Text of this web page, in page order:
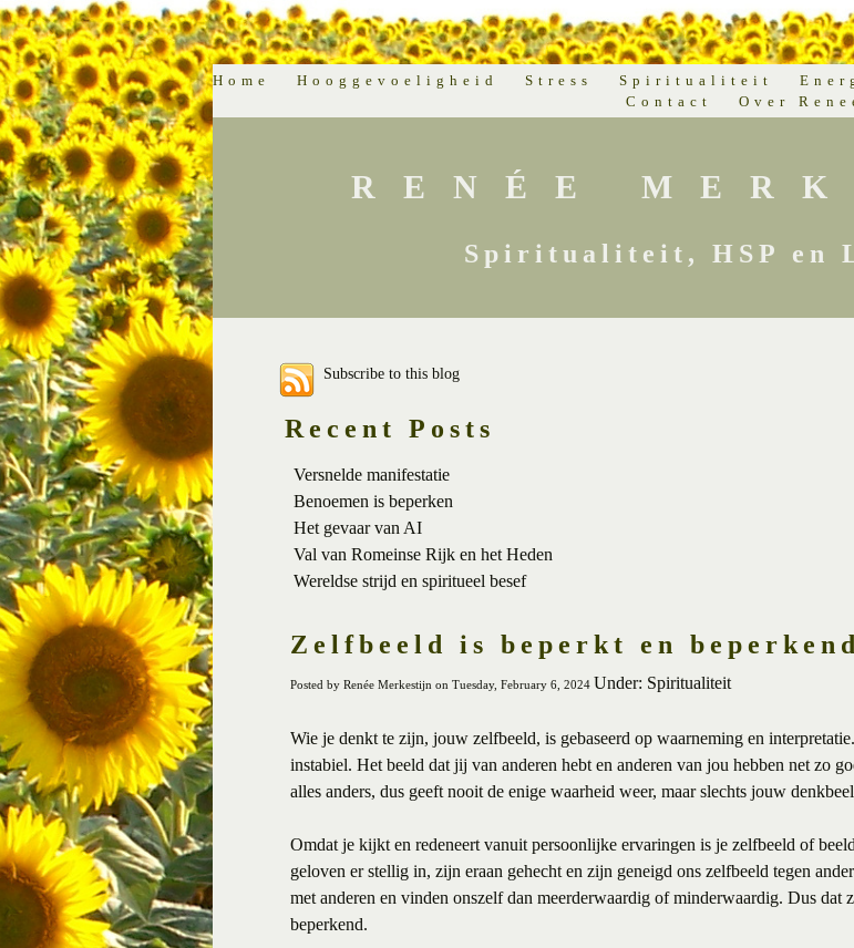
Home Hooggevoeligheid Stress Spiritualiteit
Contact
Over
RENÉE
Spiritualiteit, HSP en
Subscribe to this blog
Recent Posts
Versnelde manifestatie
Benoemen is beperken
Het gevaar van AI
Val van Romeinse Rijk en het Heden
Wereldse strijd en spiritueel besef
Zelfbeeld is beperkt en beperkend
Posted by Renée Merkestijn on Tuesday, February 6, 2024 Under: Spiritualiteit
Wie je denkt te zijn, jouw zelfbeeld, is gebaseerd op waarneming en
instabiel. Het beeld dat jij van anderen hebt en anderen van jou hebben net zo
alles anders, dus geeft nooit de enige waarheid weer, maar slechts jouw
Omdat je kijkt en redeneert vanuit persoonlijke ervaringen is je zelfbeeld of
geloven er stellig in, zijn eraan gehecht en zijn geneigd ons zelfbeeld tegen
met anderen en vinden onszelf dan meerderwaardig of minderwaardig. Dus dat
beperkend.